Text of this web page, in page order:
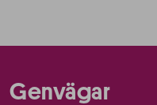
Genvägar